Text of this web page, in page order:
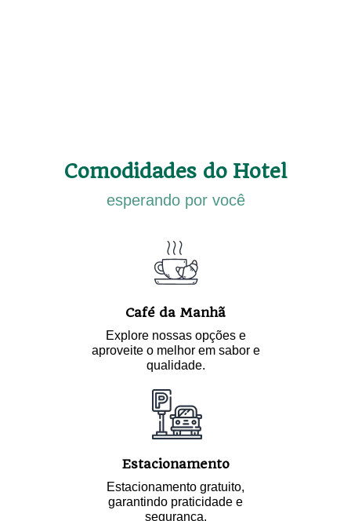
Comodidades do Hotel
esperando por você
Café da Manhã
Explore nossas opções e
aproveite o melhor em sabor e
qualidade.
Estacionamento
Estacionamento gratuito,
garantindo praticidade e
segurança.